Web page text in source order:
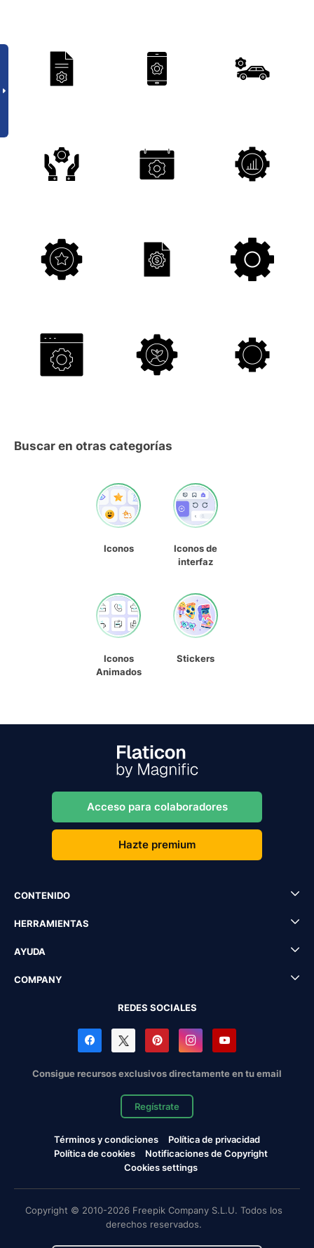
Buscar en otras categorías
Iconos
Iconos de
interfaz
Iconos
Animados
Stickers
Acceso para colaboradores
Hazte premium
CONTENIDO
HERRAMIENTAS
AYUDA
COMPANY
REDES SOCIALES
Consigue recursos exclusivos directamente en tu email
Regístrate
Términos y condiciones
Política de privacidad
Política de cookies
Notificaciones de Copyright
Cookies settings
Copyright © 2010-2026 Freepik Company S.L.U. Todos los
derechos reservados.